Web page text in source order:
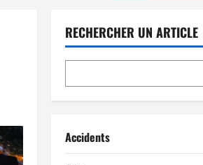
RECHERCHER UN ARTICLE
Accidents